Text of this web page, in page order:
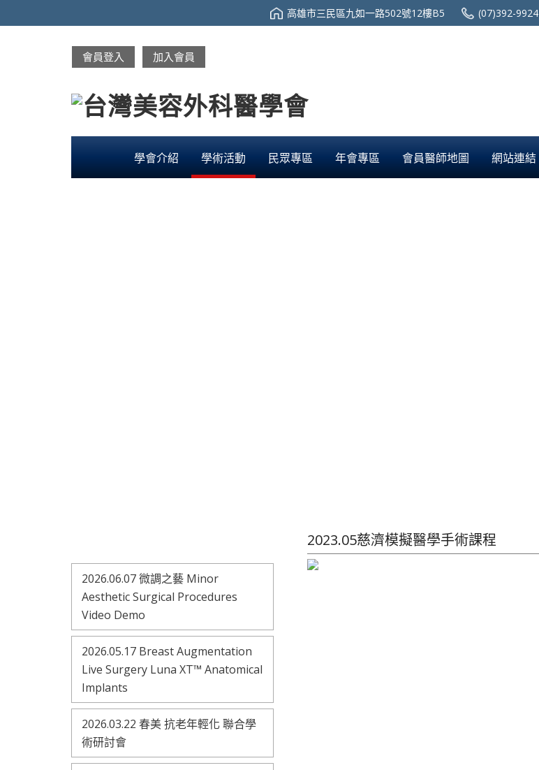
高雄市三民區九如一路502號12樓B5 (07)392-9924
會員登入 加入會員
學會介紹 學術活動 民眾專區 年會專區 會員醫師地圖 網站連結
2026.06.07 微調之藝 Minor
Aesthetic Surgical Procedures
Video Demo
2026.05.17 Breast Augmentation
Live Surgery Luna XT™ Anatomical
Implants
2026.03.22 春美 抗老年輕化 聯合學
術研討會
2023.05慈濟模擬醫學手術課程